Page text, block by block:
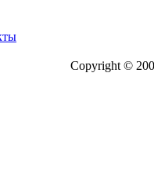
Copyright ©